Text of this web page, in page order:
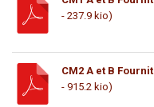
- 237.9 kio)
CM2 A et B
- 915.2 kio)